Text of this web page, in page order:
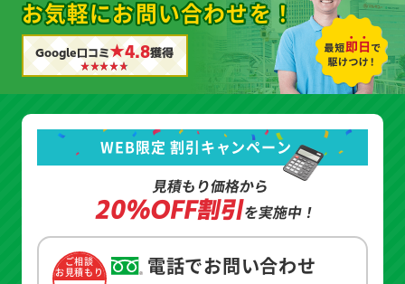
お気軽にお問い合わせを！
Google口コミ★4.8獲得
WEB限定 割引キャンペーン
見積もり価格から
20%OFF割引を実施中！
ご相談
お見積もり
電話でお問い合わせ